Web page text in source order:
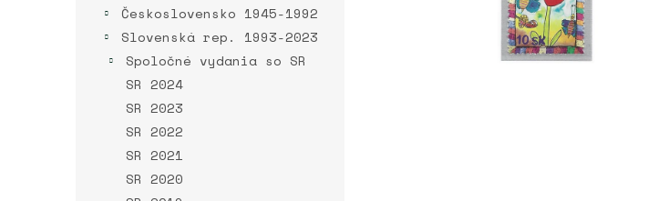
Československo 1945-1992
Slovenská rep. 1993-2023
Spoločné vydania so SR
SR 2024
SR 2023
SR 2022
SR 2021
SR 2020